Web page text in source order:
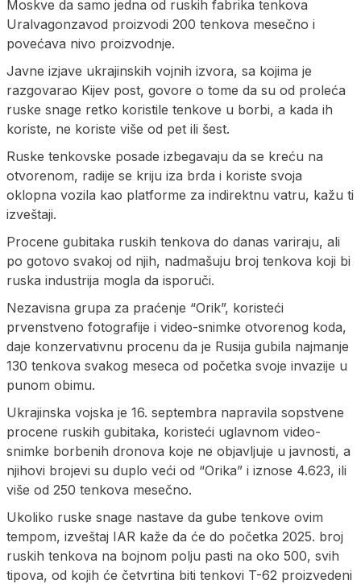
Moskve da samo jedna od ruskih fabrika tenkova
Uralvagonzavod proizvodi 200 tenkova mesečno i
povećava nivo proizvodnje.
Javne izjave ukrajinskih vojnih izvora, sa kojima je
razgovarao Kijev post, govore o tome da su od proleća
ruske snage retko koristile tenkove u borbi, a kada ih
koriste, ne koriste više od pet ili šest.
Ruske tenkovske posade izbegavaju da se kreću na
otvorenom, radije se kriju iza brda i koriste svoja
oklopna vozila kao platforme za indirektnu vatru, kažu ti
izveštaji.
Procene gubitaka ruskih tenkova do danas variraju, ali
po gotovo svakoj od njih, nadmašuju broj tenkova koji bi
ruska industrija mogla da isporuči.
Nezavisna grupa za praćenje “Orik”, koristeći
prvenstveno fotografije i video-snimke otvorenog koda,
daje konzervativnu procenu da je Rusija gubila najmanje
130 tenkova svakog meseca od početka svoje invazije u
punom obimu.
Ukrajinska vojska je 16. septembra napravila sopstvene
procene ruskih gubitaka, koristeći uglavnom video-
snimke borbenih dronova koje ne objavljuje u javnosti, a
njihovi brojevi su duplo veći od “Orika” i iznose 4.623, ili
više od 250 tenkova mesečno.
Ukoliko ruske snage nastave da gube tenkove ovim
tempom, izveštaj IAR kaže da će do početka 2025. broj
ruskih tenkova na bojnom polju pasti na oko 500, svih
tipova, od kojih će četvrtina biti tenkovi T-62 proizvedeni